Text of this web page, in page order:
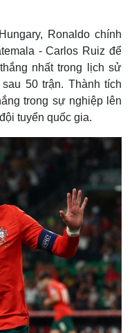
Ronaldo chính
- Carlos Ruiz để
nhất trong lịch sử
50 trận. Thành tích
trong sự nghiệp lên
tuyển quốc gia.